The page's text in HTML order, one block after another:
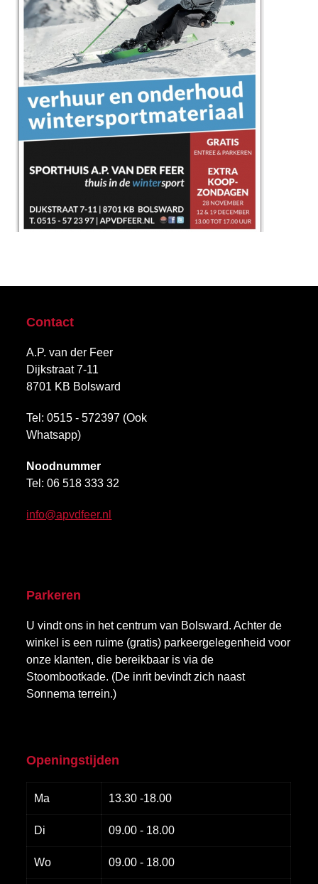
Contact
A.P. van der Feer
Dijkstraat 7-11
8701 KB Bolsward
Tel: 0515 - 572397 (Ook
Whatsapp)
Noodnummer
Tel:06 518 333 32
info@apvdfeer.nl
Parkeren
U vindt ons in het centrum van Bolsward. Achter de
winkel is een ruime (gratis) parkeergelegenheid voor
onze klanten, die bereikbaar is via de
Stoombootkade. (De inrit bevindt zich naast
Sonnema terrein.)
Openingstijden
Ma 13.30 -18.00
Di 09.00 - 18.00
Wo 09.00 - 18.00